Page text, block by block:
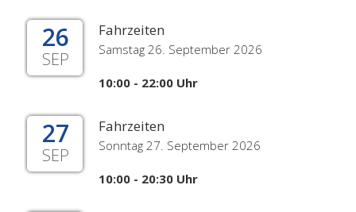
26
SEP
Fahrzeiten
Samstag 26. September 2026
10:00 - 22:00 Uhr
27
SEP
Fahrzeiten
Sonntag 27. September 2026
10:00 - 20:30 Uhr